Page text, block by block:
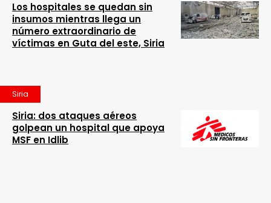
Los hospitales se quedan sin
insumos mientras llega un
número extraordinario de
víctimas en Guta del este, Siria
Siria
Siria: dos ataques aéreos
golpean un hospital que apoya
MSF en Idlib